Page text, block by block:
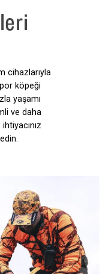
cihazlarıyla
köpeği
yaşamı
ve daha